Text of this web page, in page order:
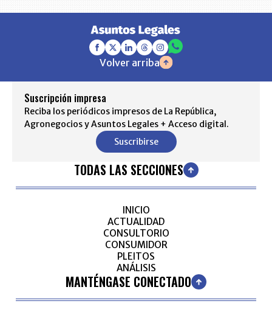
Volver arriba
Suscripción impresa
Reciba los periódicos impresos de La República,
Agronegocios y Asuntos Legales + Acceso digital.
Suscribirse
TODAS LAS SECCIONES
INICIO
ACTUALIDAD
CONSULTORIO
CONSUMIDOR
PLEITOS
ANÁLISIS
MANTÉNGASE CONECTADO